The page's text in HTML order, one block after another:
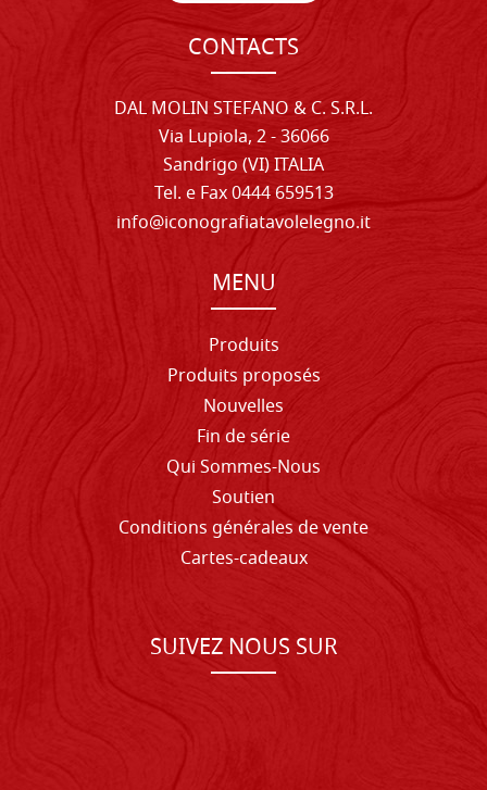
CONTACTS
DAL MOLIN STEFANO & C. S.R.L.
Via Lupiola, 2 - 36066
Sandrigo (VI) ITALIA
Tel. e Fax 0444 659513
info@iconografiatavolelegno.it
MENU
Produits
Produits proposés
Nouvelles
Fin de série
Qui Sommes-Nous
Soutien
Conditions générales de vente
Cartes-cadeaux
SUIVEZ NOUS SUR